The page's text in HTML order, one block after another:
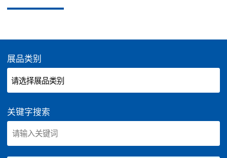
展品类别
关键字搜索